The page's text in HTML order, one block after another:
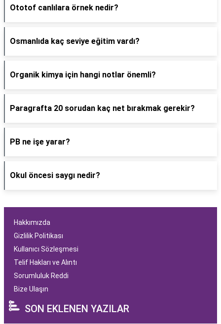
Ototof canlılara örnek nedir?
Osmanlıda kaç seviye eğitim vardı?
Organik kimya için hangi notlar önemli?
Paragrafta 20 sorudan kaç net bırakmak gerekir?
PB ne işe yarar?
Okul öncesi saygı nedir?
Hakkımızda
Gizlilik Politikası
Kullanıcı Sözleşmesi
Telif Hakları ve Alıntı
Sorumluluk Reddi
Bize Ulaşın
SON EKLENEN YAZILAR